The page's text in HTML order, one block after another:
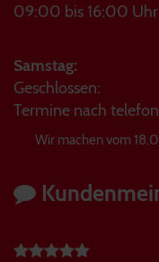
09:00 bis 16:00 Uhr
Samstag:
Geschlossen:
Termine nach
Wir machen vom